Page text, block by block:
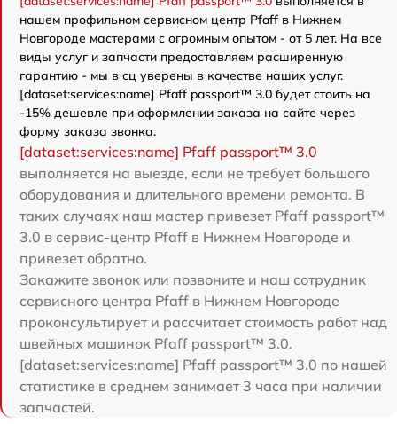
нашем профильном сервисном центр Pfaff в Нижнем
Новгороде мастерами с огромным опытом - от 5 лет. На все
виды услуг и запчасти предоставляем расширенную
гарантию - мы в сц уверены в качестве наших услуг.
[dataset:services:name] Pfaff passport™ 3.0 будет стоить на
-15% дешевле при оформлении заказа на сайте через
форму заказа звонка.
[dataset:services:name] Pfaff passport™ 3.0
выполняется на выезде, если не требует большого
оборудования и длительного времени ремонта. В
таких случаях наш мастер привезет Pfaff passport™
3.0 в сервис-центр Pfaff в Нижнем Новгороде и
привезет обратно.
Закажите звонок или позвоните и наш сотрудник
сервисного центра Pfaff в Нижнем Новгороде
проконсультирует и рассчитает стоимость работ над
швейных машинок Pfaff passport™ 3.0.
[dataset:services:name] Pfaff passport™ 3.0 по нашей
статистике в среднем занимает 3 часа при наличии
запчастей.